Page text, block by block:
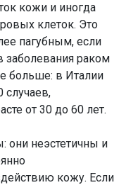
кожи и иногда
клеток. Это
пагубным, если
заболевания раком
больше: в Италии
случаев,
от 30 до 60 лет.
они неэстетичны и
кожу. Если